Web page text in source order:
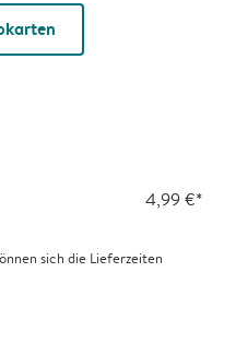
4,99 €*
sich die Lieferzeiten